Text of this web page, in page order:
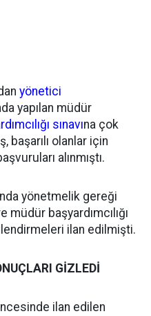
yönetici
yapılan müdür
sınavına çok
başarılı olanlar için
alınmıştı.
yönetmelik gereği
başyardımcılığı
ilan edilmişti.
GİZLEDİ
ilan edilen